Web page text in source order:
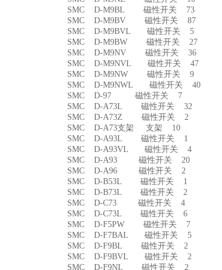
SMC D-M9BL 磁性开关 73
SMC D-M9BV 磁性开关 87
SMC D-M9BVL 磁性开关 5
SMC D-M9BW 磁性开关 27
SMC D-M9NV 磁性开关 36
SMC D-M9NVL 磁性开关 47
SMC D-M9NW 磁性开关 9
SMC D-M9NWL 磁性开关 40
SMC D-97 磁性开关 7
SMC D-A73L 磁性开关 32
SMC D-A73Z 磁性开关 2
SMC D-A73支架 支架 10
SMC D-A93L 磁性开关 1
SMC D-A93VL 磁性开关 4
SMC D-A93 磁性开关 20
SMC D-A96 磁性开关 2
SMC D-B53L 磁性开关 1
SMC D-B73L 磁性开关 2
SMC D-C73 磁性开关 4
SMC D-C73L 磁性开关 6
SMC D-F5PW 磁性开关 7
SMC D-F7BAL 磁性开关 5
SMC D-F9BL 磁性开关 2
SMC D-F9BVL 磁性开关 2
SMC D-F9NL 磁性开关 2